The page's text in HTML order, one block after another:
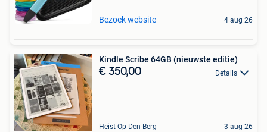
Bezoek website 4 aug 26
Kindle Scribe 64GB (nieuwste editie)
€ 350,00 Details
Heist-Op-Den-Berg 3 aug 26